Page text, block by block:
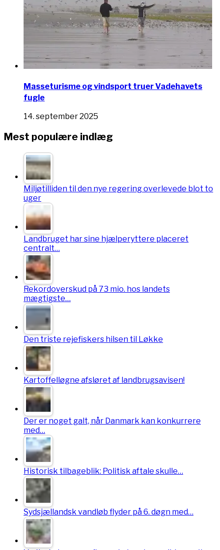
Masseturisme og vindsport truer Vadehavets
fugle
14. september 2025
Mest populære indlæg
Miljøtilliden til den nye regering overlevede blot to
uger
Landbruget har sine hjælperyttere placeret
centralt…
Rekordoverskud på 73 mio. hos landets
mægtigste…
Den triste rejefiskers hilsen til Løkke
Kartoffelløgne afsløret af landbrugsavisen!
Der er noget galt, når Danmark kan konkurrere
med…
Historisk tilbageblik: Politisk aftale skulle…
Sydsjællandsk vandløb flyder på 6. døgn med…